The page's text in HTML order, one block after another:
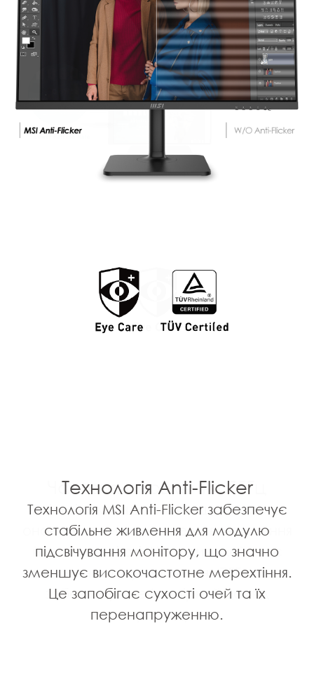
Технологія Anti-Flicker
Технологія MSI Anti-Flicker забезпечує
стабільне живлення для модулю
підсвічування монітору, що значно
зменшує високочастотне мерехтіння.
Це запобігає сухості очей та їх
перенапруженню.
Частота оновлення 75Гц
Всім відомо, що чим вища частота
оновлення, тим менше навантаження
йде на наші очі. Наш дисплей має
високу частоту оновлення 75Гц, що
забезпечує неймовірний досвід
перегляду.